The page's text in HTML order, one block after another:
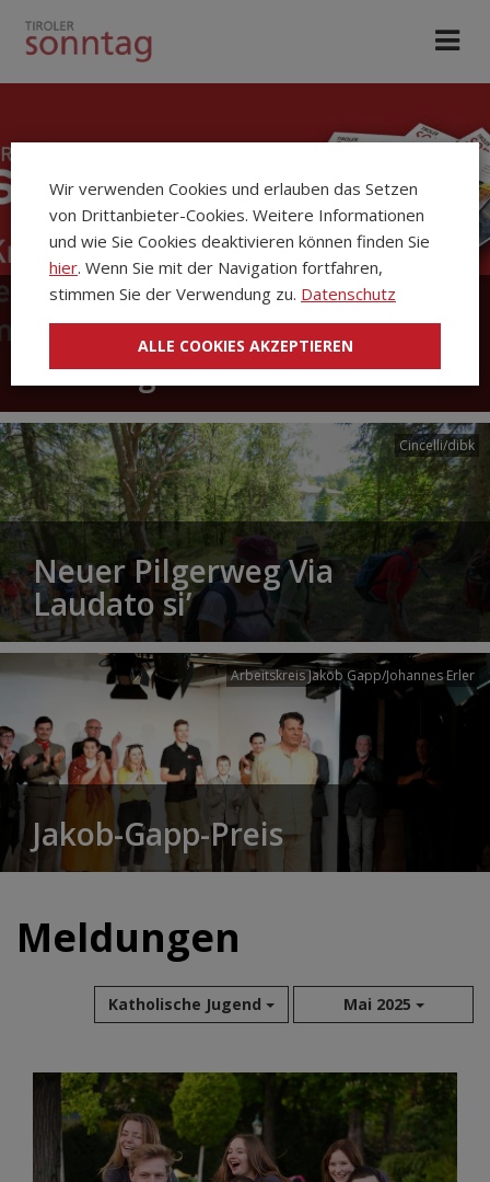
Die Kirchenzeitung Tiroler
Sonntag
Cincelli/dibk
Neuer Pilgerweg Via
Laudato si’
Arbeitskreis Jakob Gapp/Johannes Erler
Jakob-Gapp-Preis
Meldungen
Katholische Jugend Mai 2025
Aug 2026
Jul 2026
Jun 2026
Mai 2026
Wir verwenden Cookies und erlauben das Setzen
von Drittanbieter-Cookies. Weitere Informationen
und wie Sie Cookies deaktivieren können finden Sie
hier. Wenn Sie mit der Navigation fortfahren,
stimmen Sie der Verwendung zu. Datenschutz
ALLE COOKIES AKZEPTIEREN